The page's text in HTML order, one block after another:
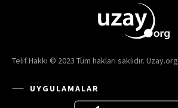
Telif Hakkı © 2023 Tüm hakları saklıdır. Uzay.org
UYGULAMALAR